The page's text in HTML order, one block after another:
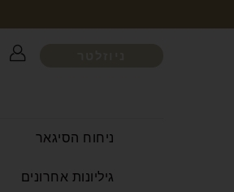
ניחוח הסיגאר
גיליונות אחרונים